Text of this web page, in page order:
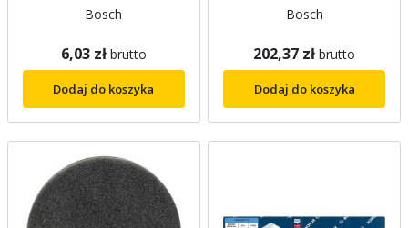
Bosch
6,03 zł brutto
Dodaj do koszyka
Bosch
202,37 zł brutto
Dodaj do koszyka